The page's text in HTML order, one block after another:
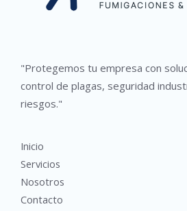
"Protegemos tu empresa con
control de plagas, seguridad
riesgos."
Inicio
Servicios
Nosotros
Contacto